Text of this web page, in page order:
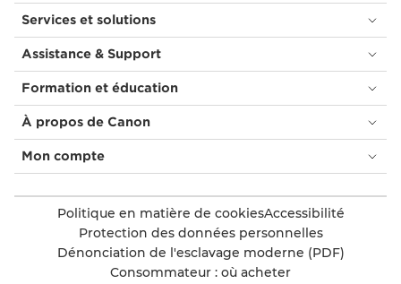
Services et solutions
Assistance & Support
Formation et éducation
À propos de Canon
Mon compte
Politique en matière de cookiesAccessibilité
Protection des données personnelles
Dénonciation de l'esclavage moderne (PDF)
Consommateur : où acheter